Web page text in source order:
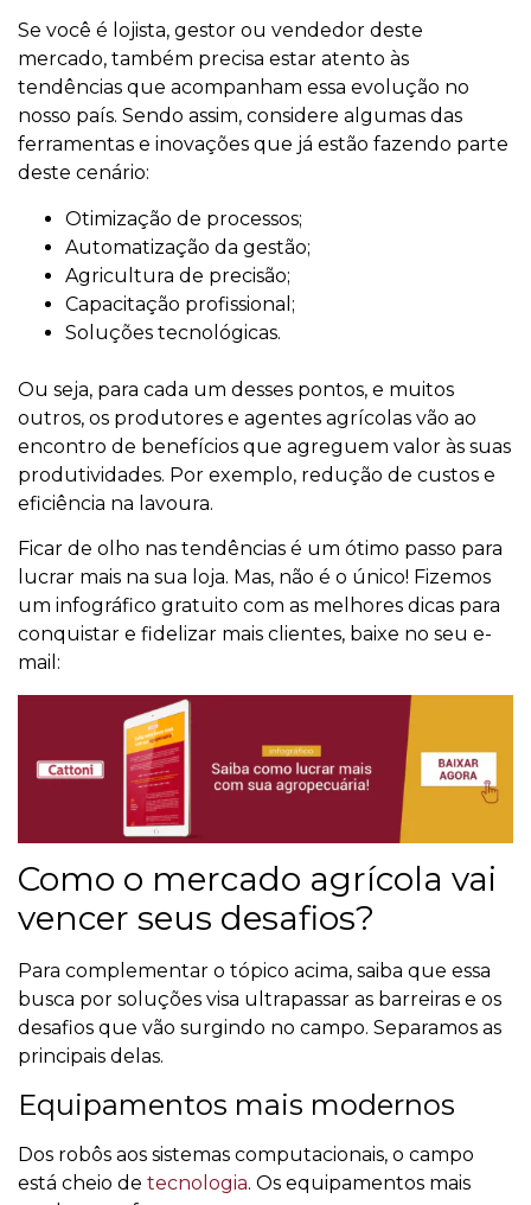
Se você é lojista, gestor ou vendedor deste
mercado, também precisa estar atento às
tendências que acompanham essa evolução no
nosso país. Sendo assim, considere algumas das
ferramentas e inovações que já estão fazendo parte
deste cenário:
Otimização de processos;
Automatização da gestão;
Agricultura de precisão;
Capacitação profissional;
Soluções tecnológicas.
Ou seja, para cada um desses pontos, e muitos
outros, os produtores e agentes agrícolas vão ao
encontro de benefícios que agreguem valor às suas
produtividades. Por exemplo, redução de custos e
eficiência na lavoura.
Ficar de olho nas tendências é um ótimo passo para
lucrar mais na sua loja. Mas, não é o único! Fizemos
um infográfico gratuito com as melhores dicas para
conquistar e fidelizar mais clientes, baixe no seu e-
mail:
Como o mercado agrícola vai
vencer seus desafios?
Para complementar o tópico acima, saiba que essa
busca por soluções visa ultrapassar as barreiras e os
desafios que vão surgindo no campo. Separamos as
principais delas.
Equipamentos mais modernos
Dos robôs aos sistemas computacionais, o campo
está cheio de tecnologia. Os equipamentos mais